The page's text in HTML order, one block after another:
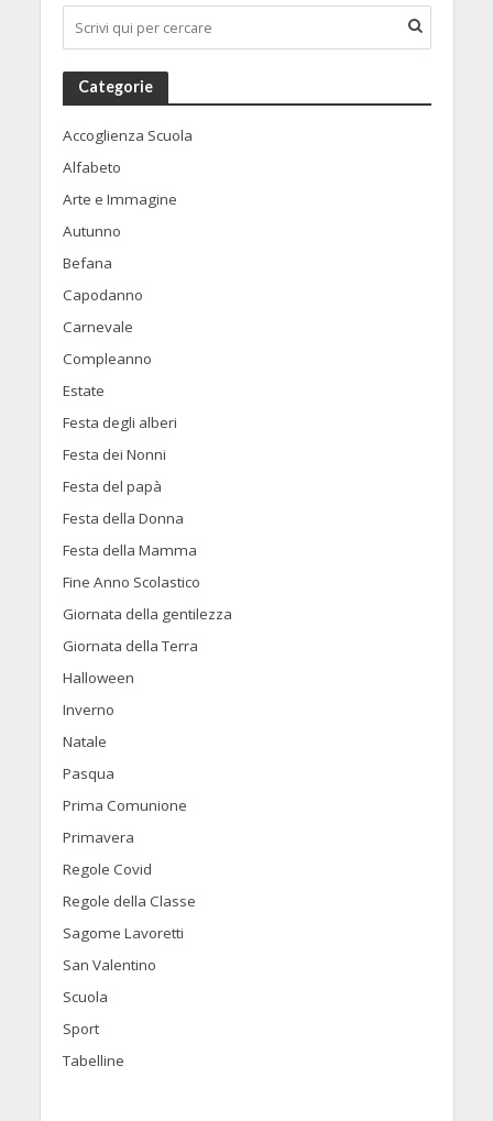
Categorie
Accoglienza Scuola
Alfabeto
Arte e Immagine
Autunno
Befana
Capodanno
Carnevale
Compleanno
Estate
Festa degli alberi
Festa dei Nonni
Festa del papà
Festa della Donna
Festa della Mamma
Fine Anno Scolastico
Giornata della gentilezza
Giornata della Terra
Halloween
Inverno
Natale
Pasqua
Prima Comunione
Primavera
Regole Covid
Regole della Classe
Sagome Lavoretti
San Valentino
Scuola
Sport
Tabelline